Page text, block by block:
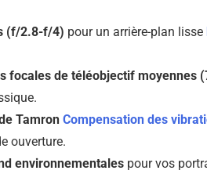
(f/2.8-f/4) pour un arrière-plan lisse
focales de téléobjectif moyennes
Tamron Compensation des
ouverture.
environnementales pour vos